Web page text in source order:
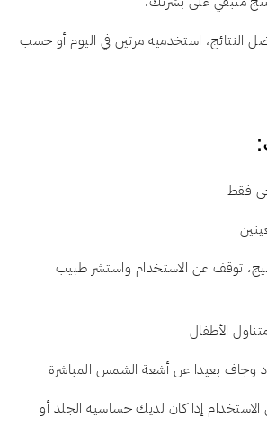
النتائج، استخدميه مرتين في اليوم أو حسب
فقط
توقف عن الاستخدام واستشر طبيب
الأطفال
وجاف بعيدا عن أشعة الشمس المباشرة
الاستخدام إذا كان لديك حساسية الجلد أو